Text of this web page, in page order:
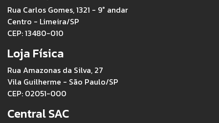
Rua Carlos Gomes, 1321 - 9° andar
Centro - Limeira/SP
CEP: 13480-010
Loja Física
Rua Amazonas da Silva, 27
Vila Guilherme - São Paulo/SP
CEP: 02051-000
Central SAC